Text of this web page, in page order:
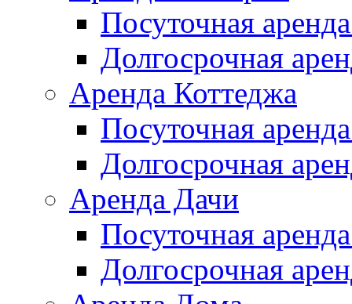
Посуточная
Долгосрочная
Аренда Коттеджа
Посуточная
Долгосрочная
Аренда Дачи
Посуточная
Долгосрочная